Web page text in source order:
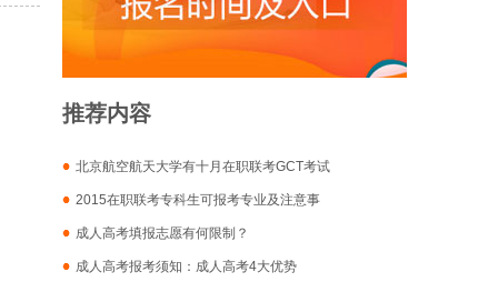
推荐内容
北京航空航天大学有十月在职联考GCT考试
2015在职联考专科生可报考专业及注意事
成人高考填报志愿有何限制？
成人高考报考须知：成人高考4大优势